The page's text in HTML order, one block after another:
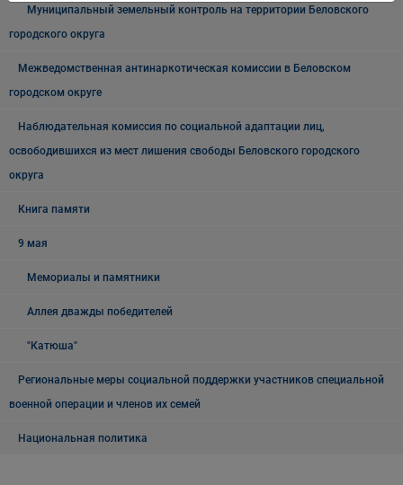
Муниципальный земельный контроль на территории Беловского
городского округа
Межведомственная антинаркотическая комиссии в Беловском
городском округе
Наблюдательная комиссия по социальной адаптации лиц,
освободившихся из мест лишения свободы Беловского городского
округа
Книга памяти
9 мая
Мемориалы и памятники
Аллея дважды победителей
"Катюша"
Региональные меры социальной поддержки участников специальной
военной операции и членов их семей
Национальная политика